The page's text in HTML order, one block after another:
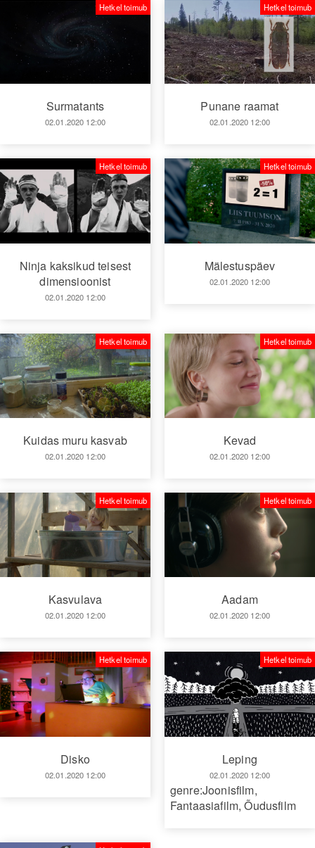
Surmatants
02.01.2020 12:00
Hetkel toimub
Punane raamat
02.01.2020 12:00
Hetkel toimub
Ninja kaksikud teisest
dimensioonist
02.01.2020 12:00
Hetkel toimub
Mälestuspäev
02.01.2020 12:00
Hetkel toimub
Kuidas muru kasvab
02.01.2020 12:00
Hetkel toimub
Kevad
02.01.2020 12:00
Hetkel toimub
Kasvulava
02.01.2020 12:00
Hetkel toimub
Aadam
02.01.2020 12:00
Hetkel toimub
Disko
02.01.2020 12:00
Hetkel toimub
Leping
02.01.2020 12:00
Hetkel toimub
genre:Joonisfilm,
Fantaasiafilm,Õudusfilm